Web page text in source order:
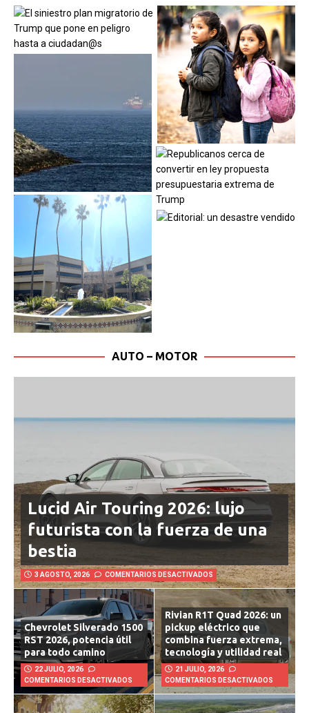
Lucid Air Touring 2026: lujo
futurista con la fuerza de una
bestia
3 AGOSTO, 2026 COMENTARIOS DESACTIVADOS
Chevrolet Silverado 1500
RST 2026, potencia útil
para todo camino
22 JULIO, 2026
COMENTARIOS DESACTIVADOS
Rivian R1T Quad 2026: un
pickup eléctrico que
combina fuerza extrema,
tecnología y utilidad real
21 JULIO, 2026
COMENTARIOS DESACTIVADOS